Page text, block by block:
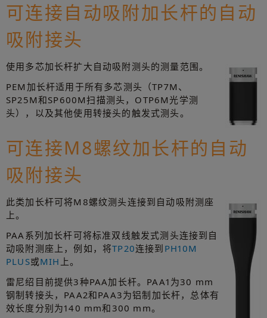
可连接自动吸附加长杆的自动
吸附接头
使用多芯加长杆扩大自动吸附测头的测量范围。
PEM加长杆适用于所有多芯测头（TP7M、
SP25M和SP600M扫描测头，OTP6M光学测
头），以及其他使用转接头的触发式测头。
可连接M8螺纹加长杆的自动
吸附接头
此类加长杆可将M8螺纹测头连接到自动吸附测座
上。
PAA系列加长杆可将标准双线触发式测头连接到自
动吸附测座上，例如，将TP20连接到 PH10M
PLUS或MIH 上。
雷尼绍目前提供3种PAA加长杆。PAA1为30 mm
钢制转接头，PAA2和PAA3为铝制加长杆，总体有
效长度分别为140 mm和300 mm。